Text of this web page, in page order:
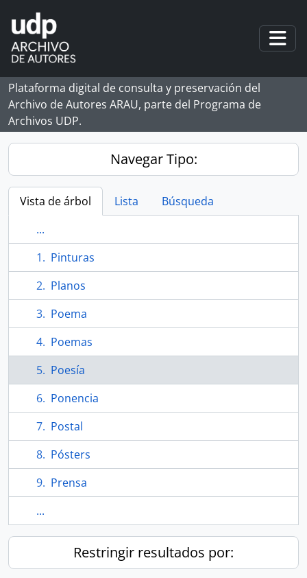
Skip to main content
Plataforma digital de consulta y preservación del
Archivo de Autores ARAU, parte del Programa de
Archivos UDP.
Navegar Tipo:
Vista de árbol Lista
Búsqueda
...
Pinturas
Planos
Poema
Poemas
Poesía
Ponencia
Postal
Pósters
Prensa
...
Restringir resultados por: